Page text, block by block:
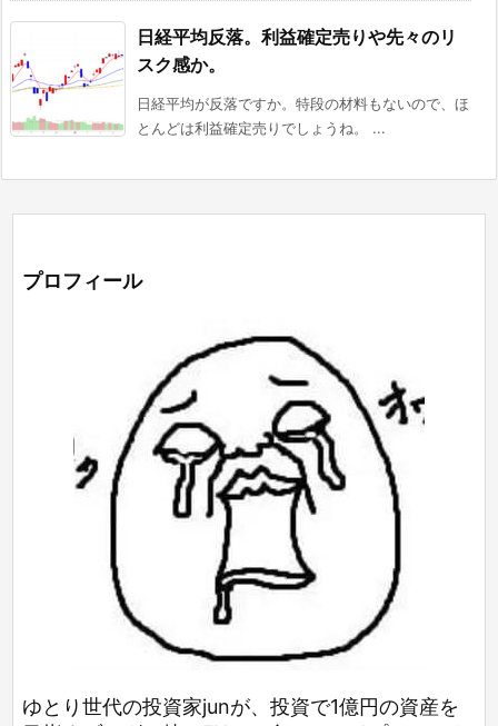
日経平均反落。利益確定売りや先々のリ
スク感か。
日経平均が反落ですか。特段の材料もないので、ほ
とんどは利益確定売りでしょうね。 ...
プロフィール
ゆとり世代の投資家junが、投資で1億円の資産を